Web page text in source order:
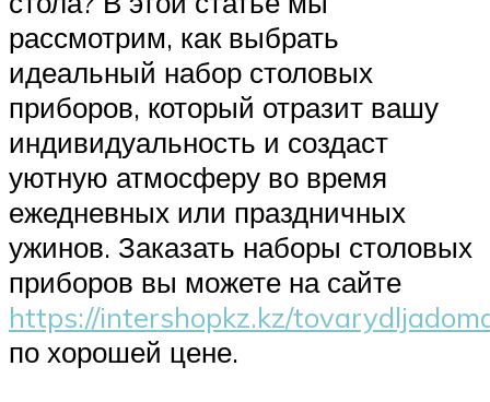
рассмотрим, как выбрать
идеальный набор столовых
приборов, который отразит вашу
индивидуальность и создаст
уютную атмосферу во время
ежедневных или праздничных
ужинов. Заказать наборы столовых
приборов вы можете на сайте
https://intershopkz.kz/
по хорошей цене.